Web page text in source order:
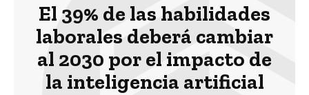
El 39% de las habilidades
laborales deberá cambiar
al 2030 por el impacto de
la inteligencia artificial